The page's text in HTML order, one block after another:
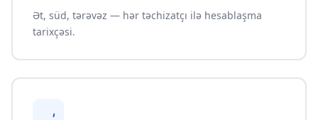
Ət, süd, tərəvəz — hər təchizatçı ilə hesablaşma
tarixçəsi.